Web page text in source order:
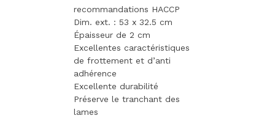
recommandations HACCP
Dim. ext. : 53 x 32.5 cm
Épaisseur de 2 cm
Excellentes caractéristiques
de frottement et d’anti
adhérence
Excellente durabilité
Préserve le tranchant des
lames